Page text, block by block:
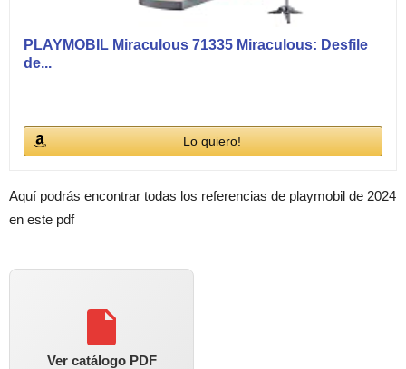
PLAYMOBIL Miraculous 71335 Miraculous: Desfile
de...
Lo quiero!
Aquí podrás encontrar todas los referencias de playmobil de 2024
en este pdf
Ver catálogo PDF